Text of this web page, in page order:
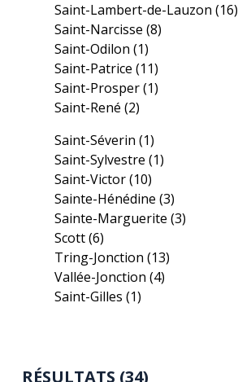
Saint-Lambert-de-Lauzon(16)
Saint-Narcisse(8)
Saint-Odilon(1)
Saint-Patrice(11)
Saint-Prosper(1)
Saint-René(2)
Saint-Séverin(1)
Saint-Sylvestre(1)
Saint-Victor(10)
Sainte-Hénédine(3)
Sainte-Marguerite(3)
Scott(6)
Tring-Jonction(13)
Vallée-Jonction(4)
Saint-Gilles(1)
RÉSULTATS (34)